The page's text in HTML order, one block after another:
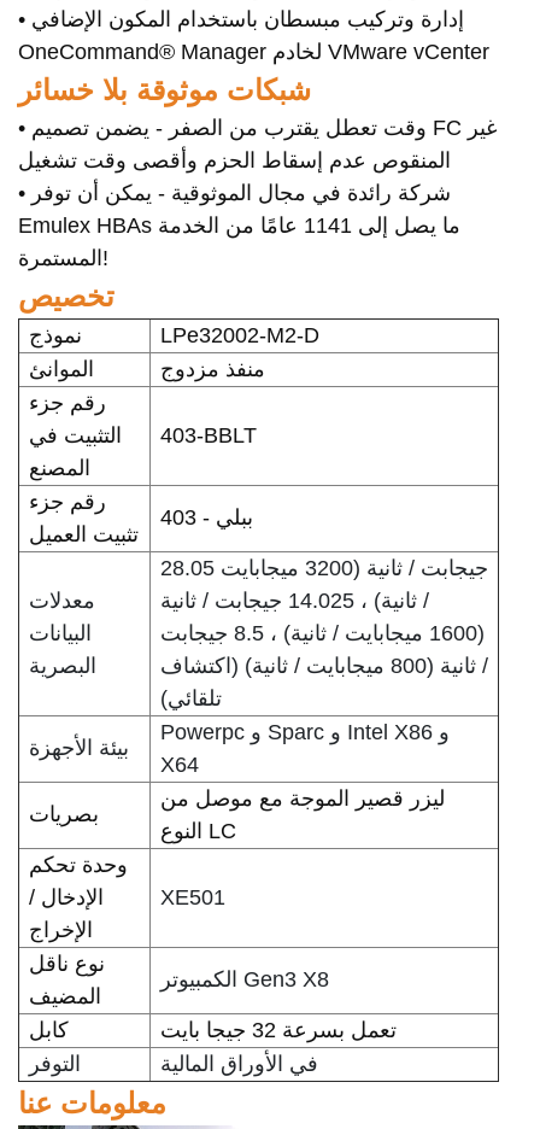
• إدارة وتركيب مبسطان باستخدام المكون الإضافي
OneCommand® Manager لخادم VMware vCenter
شبكات موثوقة بلا خسائر
• وقت تعطل يقترب من الصفر - يضمن تصميم FC غير
المنقوص عدم إسقاط الحزم وأقصى وقت تشغيل
• شركة رائدة في مجال الموثوقية - يمكن أن توفر
Emulex HBAs ما يصل إلى 1141 عامًا من الخدمة
المستمرة!
تخصيص
نموذج
LPe32002-M2-D
الموانئ
منفذ مزدوج
رقم جزء
التثبيت في
المصنع
403-BBLT
رقم جزء
تثبيت العميل
403 - ببلي
معدلات
البيانات
البصرية
28.05 جيجابت / ثانية (3200 ميجابايت
/ ثانية) ، 14.025 جيجابت / ثانية
(1600 ميجابايت / ثانية) ، 8.5 جيجابت
/ ثانية (800 ميجابايت / ثانية) (اكتشاف
تلقائي)
بيئة الأجهزة
Powerpc و Sparc و Intel X86 و
X64
بصريات
ليزر قصير الموجة مع موصل من
النوع LC
وحدة تحكم
الإدخال /
الإخراج
XE501
نوع ناقل
المضيف
الكمبيوتر Gen3 X8
كابل
تعمل بسرعة 32 جيجا بايت
التوفر
في الأوراق المالية
معلومات عنا